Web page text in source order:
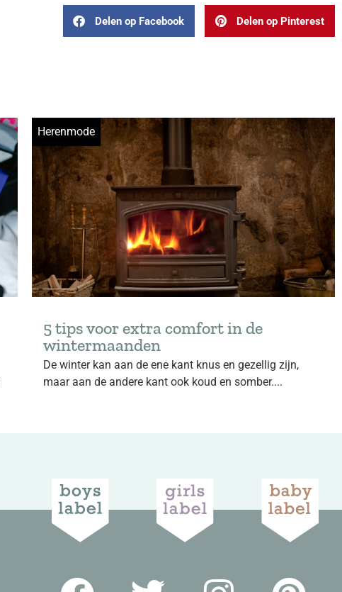
Delen op Facebook Delen op Pinterest
Herenmode
5 tips voor extra comfort in de
wintermaanden
De winter kan aan de ene kant knus en gezellig zijn,
maar aan de andere kant ook koud en somber....